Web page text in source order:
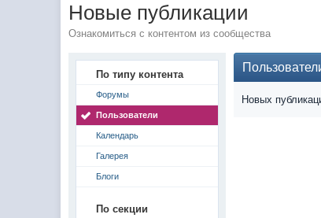
Новые публикации
Ознакомиться с контентом из сообщества
По типу контента
Форумы
Пользователи
Календарь
Галерея
Блоги
По секции
Новых